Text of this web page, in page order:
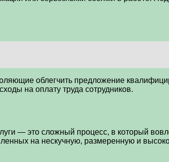
облегчить предложение
на оплату труда сотрудников.
— это сложный процесс, в который
на нескучную, размеренную и